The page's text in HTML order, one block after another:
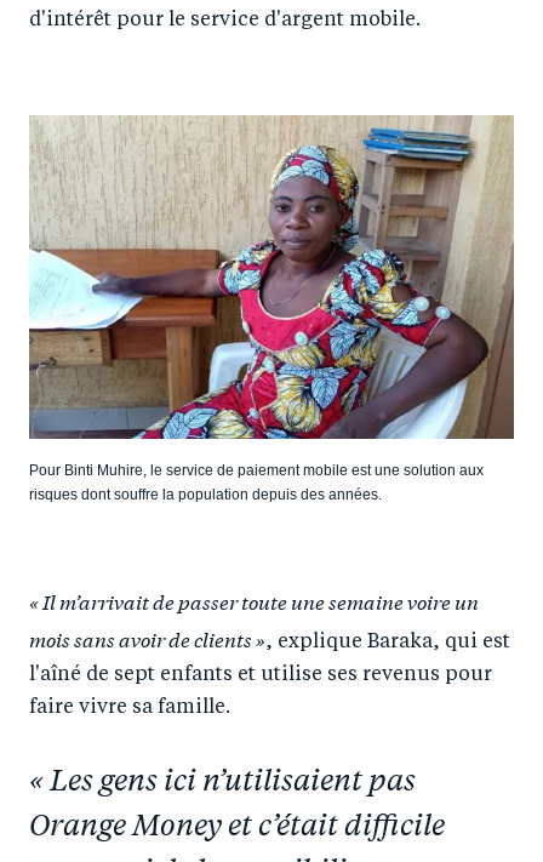
d'intérêt pour le service d'argent mobile.
Pour Binti Muhire, le service de paiement mobile est une solution aux
risques dont souffre la population depuis des années.
« Il m’arrivait de passer toute une semaine voire un
mois sans avoir de clients », explique Baraka, qui est
l'aîné de sept enfants et utilise ses revenus pour
faire vivre sa famille.
« Les gens ici n’utilisaient pas
Orange Money et c’était difficile